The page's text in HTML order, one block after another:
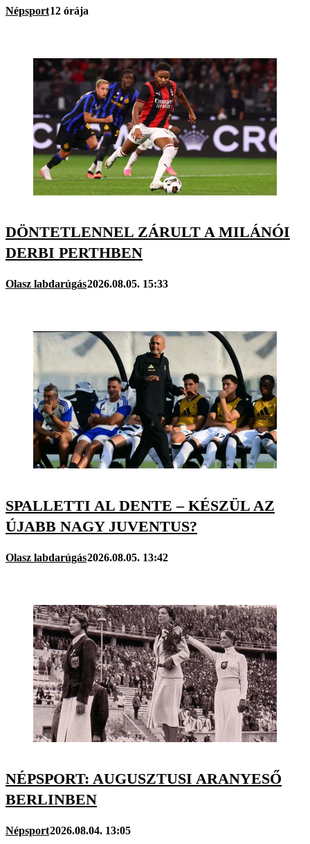
Népsport12 órája
DÖNTETLENNEL ZÁRULT A MILÁNÓI
DERBI PERTHBEN
Olasz labdarúgás2026.08.05. 15:33
SPALLETTI AL DENTE – KÉSZÜL AZ
ÚJABB NAGY JUVENTUS?
Olasz labdarúgás2026.08.05. 13:42
NÉPSPORT: AUGUSZTUSI ARANYESŐ
BERLINBEN
Népsport2026.08.04. 13:05